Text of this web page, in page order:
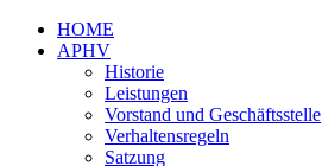
HOME
APHV
Historie
Leistungen
Vorstand und Geschäftsstelle
Verhaltensregeln
Satzung